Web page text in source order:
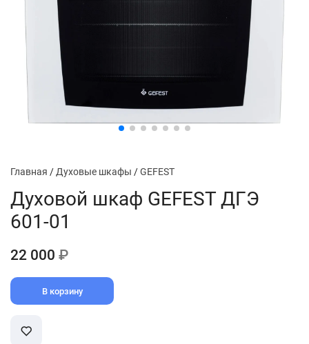
Главная / Духовые шкафы /GEFEST
Духовой шкаф GEFEST ДГЭ
601-01
22 000 ₽
В корзину